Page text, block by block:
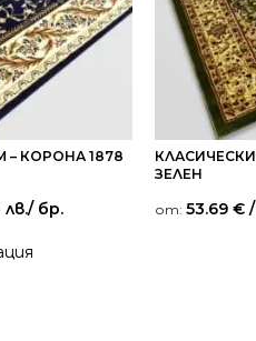
КОРОНА 1878
/ бр.
ЗЕЛЕН
от: 53.69 €